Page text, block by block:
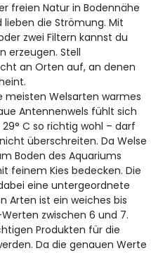
freien Natur in Bodennähe
lieben die Strömung. Mit
zwei Filtern kannst du
erzeugen. Stell
an Orten auf, an denen
meisten Welsarten warmes
Antennenwels fühlt sich
C so richtig wohl – darf
überschreiten. Da Welse
Boden des Aquariums
feinem Kies bedecken. Die
eine untergeordnete
Arten ist ein weiches bis
zwischen 6 und 7.
Produkten für die
Da die genauen Werte